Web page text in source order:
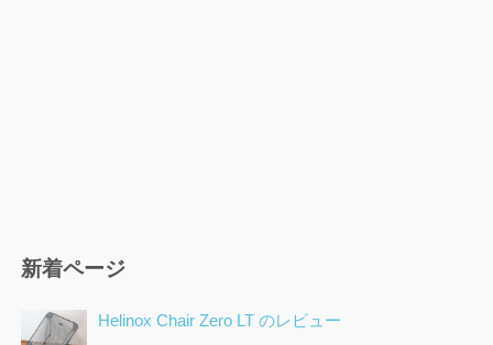
新着ページ
Helinox Chair Zero LT のレビュー